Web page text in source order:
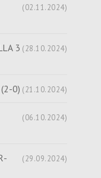
(02.11.2024)
3 (28.10.2024)
0) (21.10.2024)
(06.10.2024)
(29.09.2024)